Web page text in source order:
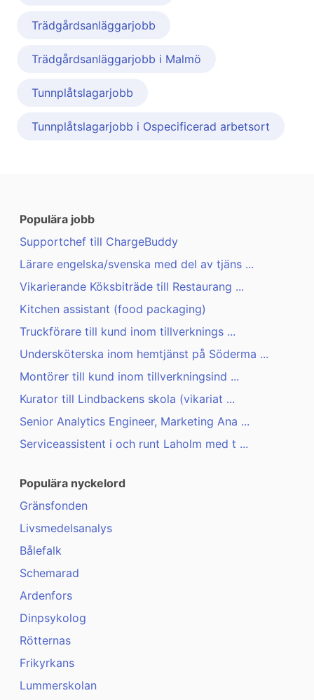
Trädgårdsanläggarjobb
Trädgårdsanläggarjobb i Malmö
Tunnplåtslagarjobb
Tunnplåtslagarjobb i Ospecificerad arbetsort
Populära jobb
Supportchef till ChargeBuddy
Lärare engelska/svenska med del av tjäns ...
Vikarierande Köksbiträde till Restaurang ...
Kitchen assistant (food packaging)
Truckförare till kund inom tillverknings ...
Undersköterska inom hemtjänst på Söderma ...
Montörer till kund inom tillverkningsind ...
Kurator till Lindbackens skola (vikariat ...
Senior Analytics Engineer, Marketing Ana ...
Serviceassistent i och runt Laholm med t ...
Populära nyckelord
Gränsfonden
Livsmedelsanalys
Bålefalk
Schemarad
Ardenfors
Dinpsykolog
Rötternas
Frikyrkans
Lummerskolan